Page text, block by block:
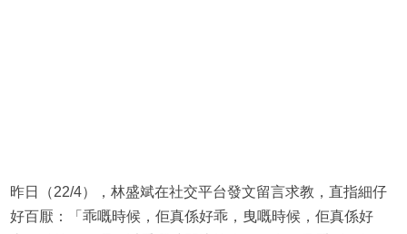
昨日（22/4），林盛斌在社交平台發文留言求教，直指細仔
好百厭：「乖嘅時候，佢真係好乖，曳嘅時候，佢真係好